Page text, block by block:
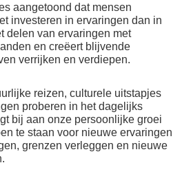
aangetoond dat mensen
investeren in ervaringen dan in
delen van ervaringen met
en creëert blijvende
verrijken en verdiepen.
reizen, culturele uitstapjes
proberen in het dagelijks
bij aan onze persoonlijke groei
te staan voor nieuwe ervaringen
grenzen verleggen en nieuwe